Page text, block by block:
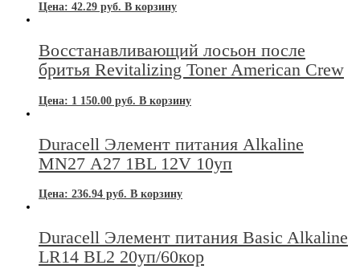
Цена: 42.29 руб. В корзину
Восстанавливающий лосьон после
бритья Revitalizing Toner American Crew
Цена: 1 150.00 руб. В корзину
Duracell Элемент питания Alkaline
MN27 А27 1BL 12V 10уп
Цена: 236.94 руб. В корзину
Duracell Элемент питания Basic Alkaline
LR14 BL2 20уп/60кор